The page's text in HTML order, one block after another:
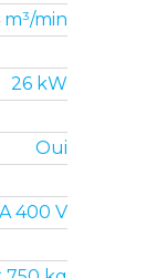
m³/min
26 kW
Oui
400 V